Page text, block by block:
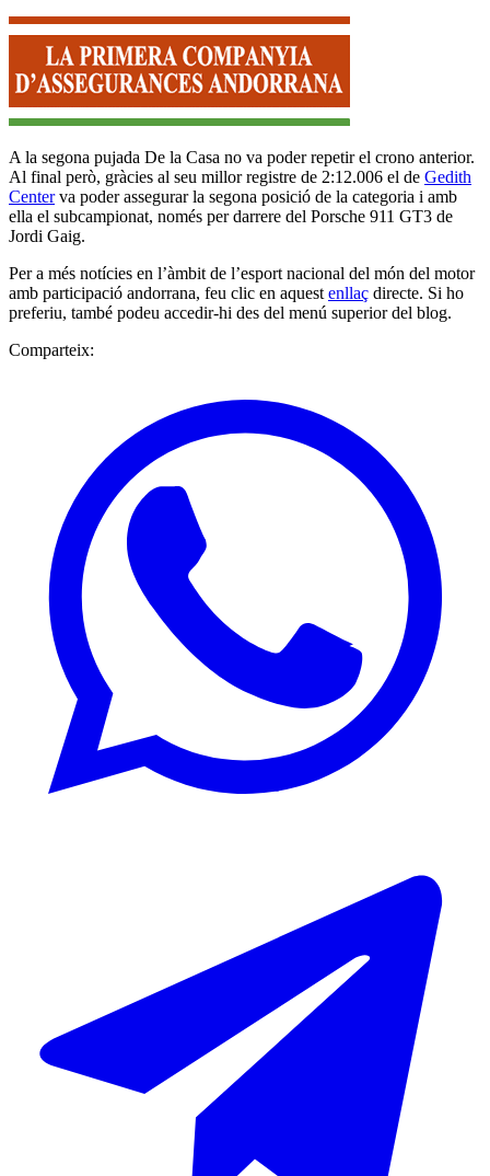
A la segona pujada De la Casa no va poder repetir el crono anterior.
Al final però, gràcies al seu millor registre de 2:12.006 el de Gedith
Centerva poder assegurar la segona posició de la categoria i amb
ella el subcampionat, només per darrere del Porsche 911 GT3 de
Jordi Gaig.
Per a més notícies en l’àmbit de l’esport nacional del món del motor
amb participació andorrana, feu clic en aquest enllaç directe. Si ho
preferiu, també podeu accedir-hi des del menú superior del blog.
Comparteix: